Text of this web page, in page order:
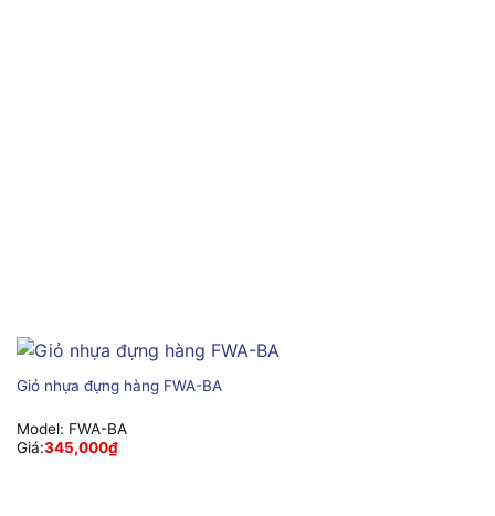
Giỏ nhựa đựng hàng FWA-BA
Model: FWA-BA
Giá:345,000₫